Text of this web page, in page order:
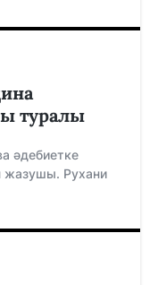
туралы
әдебиетке
жазушы. Рухани